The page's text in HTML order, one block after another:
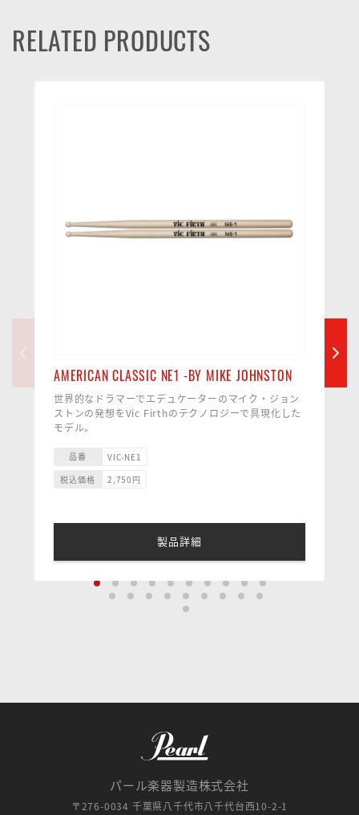
RELATED PRODUCTS
AMERICAN CLASSIC NE1 -BY MIKE JOHNSTON
世界的なドラマーでエデュケーターのマイク・ジョン
ストンの発想をVic Firthのテクノロジーで具現化した
モデル。
抜き)で上達するために開発した使い勝手のよいドラム
マイクはVicFirth社に現在ストックしてあるほぼすべ
それはまさにドラマーがあらゆるスタイルを超えて、
オールマイティ―に使用することができるドラムステ
-----------------------------------------------------------------
■チップ：バレル／ウッド
■テーパー：ロング
品番
VIC-NE1
税込価格
2,750 円
製品詳細
パール楽器製造株式会社
〒276-0034 千葉県八千代市八千代台西10-2-1